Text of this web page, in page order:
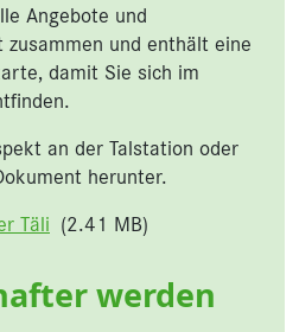
Angebote und
und enthält eine
damit Sie sich im
an der Talstation oder
herunter.
Täli (2.41 MB)
werden